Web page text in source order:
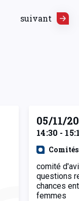
suivant
05/11/
14:30 -
comité
questions
chances
femmes